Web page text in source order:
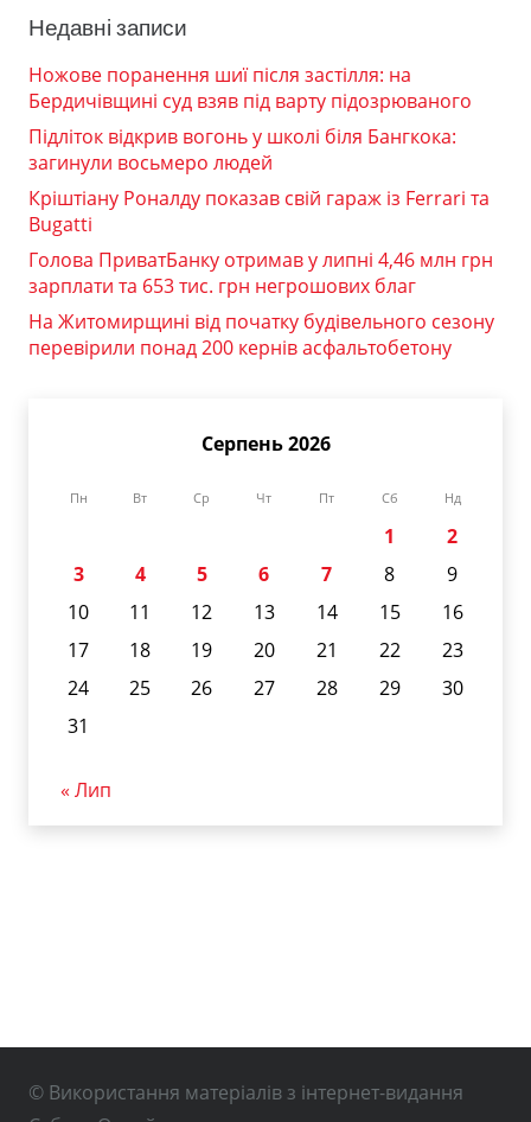
Недавні записи
Ножове поранення шиї після застілля: на
Бердичівщині суд взяв під варту підозрюваного
Підліток відкрив вогонь у школі біля Бангкока:
загинули восьмеро людей
Кріштіану Роналду показав свій гараж із Ferrari та
Bugatti
Голова ПриватБанку отримав у липні 4,46 млн грн
зарплати та 653 тис. грн негрошових благ
На Житомирщині від початку будівельного сезону
перевірили понад 200 кернів асфальтобетону
Серпень 2026
Пн Вт Ср Чт Пт Сб Нд
1
2
3
4 5 6 7 8
9
10
11 12 13 14 15
16
17
18 19 20 21 22
23
24
25 26 27 28 29
30
31
« Лип
© Використання матеріалів з інтернет-видання